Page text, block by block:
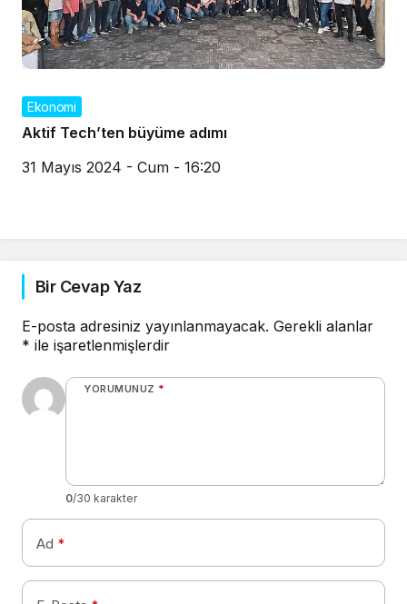
Ekonomi
Aktif Tech’ten büyüme adımı
31 Mayıs 2024 - Cum - 16:20
Bir Cevap Yaz
E-posta adresiniz yayınlanmayacak. Gerekli alanlar
* ile işaretlenmişlerdir
YORUMUNUZ *
0/30 karakter
Ad *